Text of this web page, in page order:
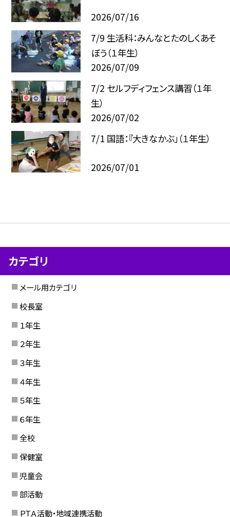
2026/07/16
7/9 生活科：みんなとたのしくあそ
ぼう（１年生）
2026/07/09
7/2 セルフディフェンス講習（１年
生）
2026/07/02
7/1 国語：『大きなかぶ」（１年生）
2026/07/01
カテゴリ
メール用カテゴリ
校長室
１年生
２年生
３年生
４年生
５年生
６年生
全校
保健室
児童会
部活動
ＰＴＡ活動・地域連携活動